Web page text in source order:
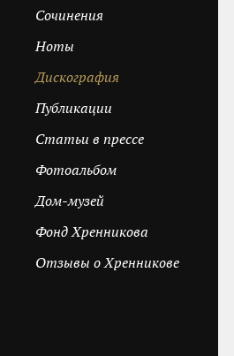
Сочинения
Ноты
Дискография
Публикации
Cтатьи в прессе
Фотоальбом
Дом-музей
Фонд Хренникова
Отзывы о Хренникове